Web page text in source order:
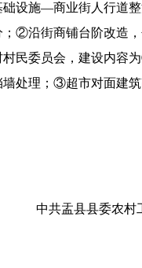
设施—商业街人行道
②沿街商铺台阶改造
民委员会，建设内容
处理；③超市对面建筑
县县委农村工作
2026